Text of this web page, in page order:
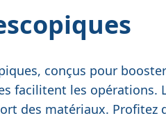
conçus pour
facilitent les
des matériaux.